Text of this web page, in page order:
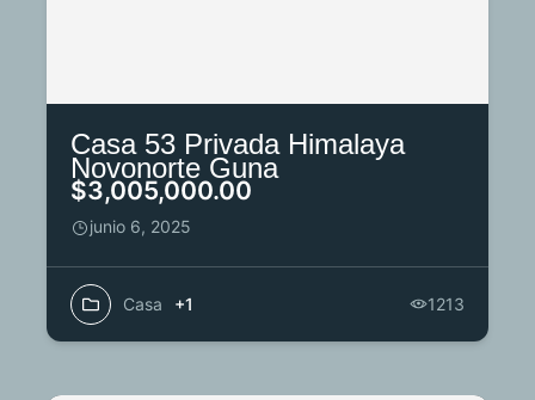
Casa 53 Privada Himalaya
Novonorte Guna
$3,005,000.00
junio 6, 2025
Casa +1 1213